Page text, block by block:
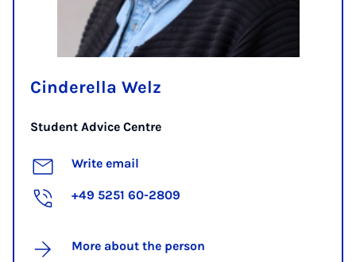
Cinderella Welz
Student Advice Centre
Write email
+49 5251 60-2809
More about the person